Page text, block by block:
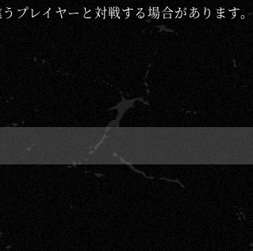
プレイヤーと対戦する場合があります。